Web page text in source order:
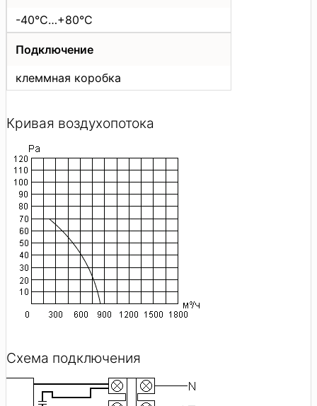
-40°C…+80°C
Подключение
клеммная коробка
Кривая воздухопотока
Схема подключения